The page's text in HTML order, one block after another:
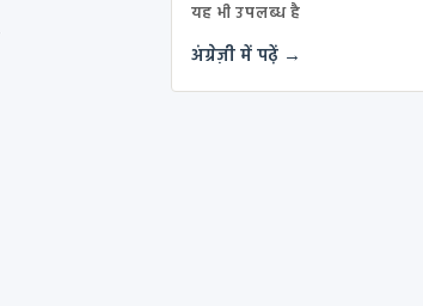
यह भी उपलब्ध है
अंग्रेज़ी में पढ़ें →